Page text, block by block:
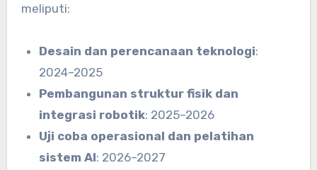
meliputi:
Desain dan perencanaan teknologi:
2024–2025
Pembangunan struktur fisik dan
integrasi robotik: 2025–2026
Uji coba operasional dan pelatihan
sistem AI: 2026–2027